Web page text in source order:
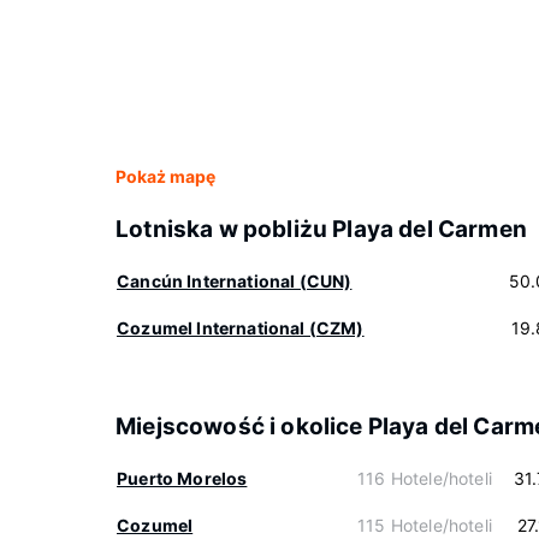
Pokaż mapę
Lotniska w pobliżu Playa del Carmen
Cancún International (CUN)
Cozumel International (CZM)
Miejscowość i okolice Playa del
Puerto Morelos 116 Hotele/hoteli
Cozumel 115 Hotele/hoteli